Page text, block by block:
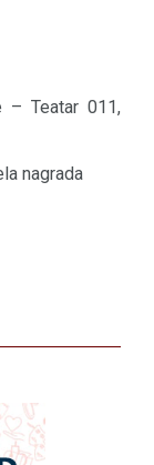
– Teatar 011,
nagrada